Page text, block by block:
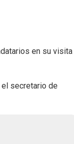
en su visita
secretario de